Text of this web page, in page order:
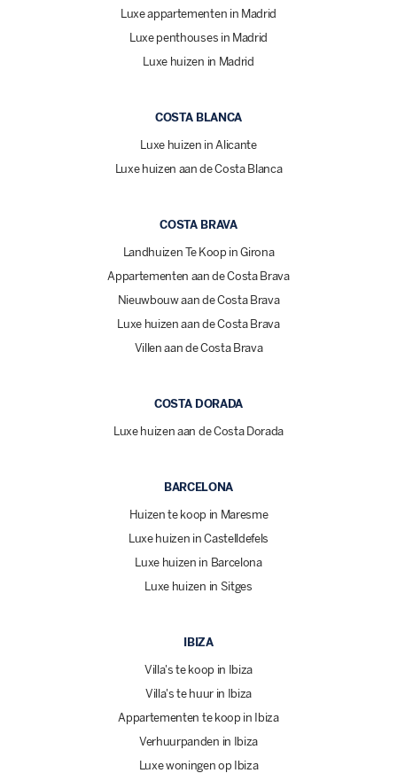
Luxe appartementen in Madrid
Luxe penthouses in Madrid
Luxe huizen in Madrid
COSTA BLANCA
Luxe huizen in Alicante
Luxe huizen aan de Costa Blanca
COSTA BRAVA
Landhuizen Te Koop in Girona
Appartementen aan de Costa Brava
Nieuwbouw aan de Costa Brava
Luxe huizen aan de Costa Brava
Villen aan de Costa Brava
COSTA DORADA
Luxe huizen aan de Costa Dorada
BARCELONA
Huizen te koop in Maresme
Luxe huizen in Castelldefels
Luxe huizen in Barcelona
Luxe huizen in Sitges
IBIZA
Villa's te koop in Ibiza
Villa's te huur in Ibiza
Appartementen te koop in Ibiza
Verhuurpanden in Ibiza
Luxe woningen op Ibiza